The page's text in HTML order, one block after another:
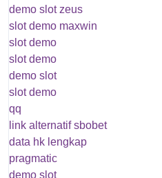
demo slot zeus
slot demo maxwin
slot demo
slot demo
demo slot
slot demo
qq
link alternatif sbobet
data hk lengkap
pragmatic
demo slot